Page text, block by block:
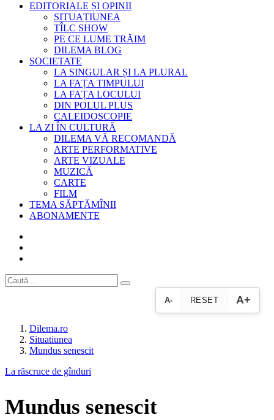
EDITORIALE ȘI OPINII
SITUAȚIUNEA
TÎLC SHOW
PE CE LUME TRĂIM
DILEMA BLOG
SOCIETATE
LA SINGULAR ȘI LA PLURAL
LA FAȚA TIMPULUI
LA FAȚA LOCULUI
DIN POLUL PLUS
CALEIDOSCOPIE
LA ZI ÎN CULTURĂ
DILEMA VĂ RECOMANDĂ
ARTE PERFORMATIVE
ARTE VIZUALE
MUZICĂ
CARTE
FILM
TEMA SĂPTĂMÎNII
ABONAMENTE
A- RESET A+
Dilema.ro
Situatiunea
Mundus senescit
La răscruce de gînduri
Mundus senescit